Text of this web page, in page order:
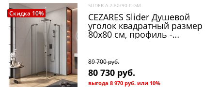
Скидка 10%
SLIDER-A-2-80/90-C-GM
CEZARES Slider Душевой
уголок квадратный размер
80x80 см, профиль -
Распашная
89 700 руб.
80 730 руб.
выгода8 970 руб. или 10%